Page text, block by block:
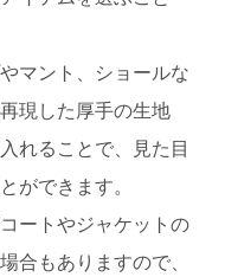
マント、ショールな
現した厚手の生地
れることで、見た目
ができます。
ートやジャケットの
合もありますので、